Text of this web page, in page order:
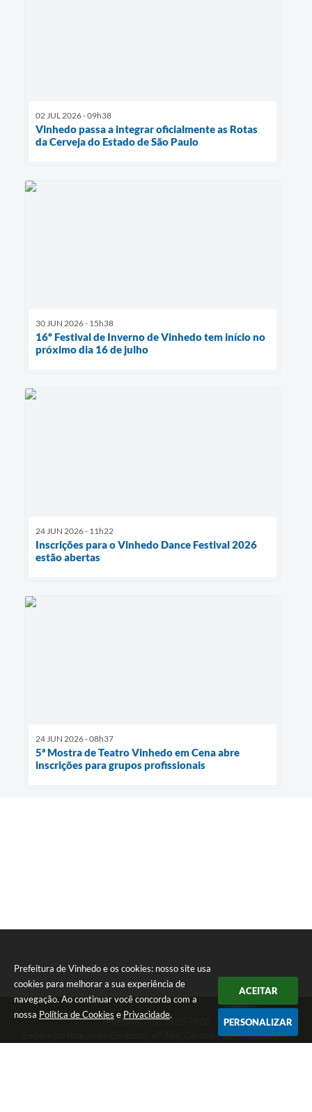
Prefeitura de Vinhedo e os cookies: nosso site usa
cookies para melhorar a sua experiência de
navegação. Ao continuar você concorda com a
nossa Política de Cookies e Privacidade.
ACEITAR
PERSONALIZAR
02 JUL 2026 - 09h38
Vinhedo passa a integrar oficialmente as Rotas
da Cerveja do Estado de São Paulo
30 JUN 2026 - 15h38
16º Festival de Inverno de Vinhedo tem início no
próximo dia 16 de julho
24 JUN 2026 - 11h22
Inscrições para o Vinhedo Dance Festival 2026
estão abertas
24 JUN 2026 - 08h37
5ª Mostra de Teatro Vinhedo em Cena abre
inscrições para grupos profissionais
Telefone: (19) 3826-7800
Endereço: Rua João Corazzari, nº 394, Centro | CEP: 13280-091